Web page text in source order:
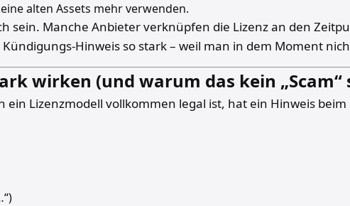
alten Assets mehr verwenden.
sein. Manche Anbieter verknüpfen die Lizenz an den
Hinweis so stark – weil man in dem Moment
wirken (und warum das kein „Scam“
ein Lizenzmodell vollkommen legal ist, hat ein Hinweis